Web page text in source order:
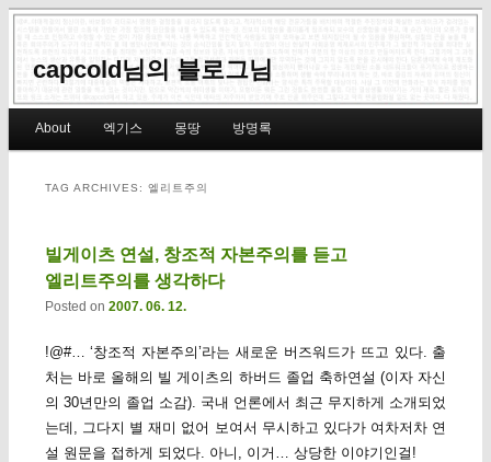
capcold님의 블로그님
Skip to primary content
Skip to secondary content
About 엑기스 몽땅 방명록
TAG ARCHIVES: 엘리트주의
빌게이츠 연설, 창조적 자본주의를 듣고
엘리트주의를 생각하다
Posted on 2007. 06. 12.
!@#… ‘창조적 자본주의’라는 새로운 버즈워드가 뜨고 있다. 출
처는 바로 올해의 빌 게이츠의 하버드 졸업 축하연설 (이자 자신
의 30년만의 졸업 소감). 국내 언론에서 최근 무지하게 소개되었
는데, 그다지 별 재미 없어 보여서 무시하고 있다가 여차저차 연
설 원문을 접하게 되었다. 아니, 이거… 상당한 이야기인걸!